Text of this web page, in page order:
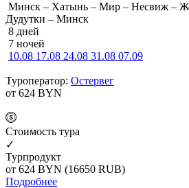
Минск – Хатынь – Мир – Несвиж –
Дудутки – Минск
8 дней
7 ночей
10.08 17.08 24.08 31.08 07.09
Туроператор: Остервег
от 624 BYN
Cтоимость тура
✓
Турпродукт
от 624 BYN (16650 RUB)
Подробнее